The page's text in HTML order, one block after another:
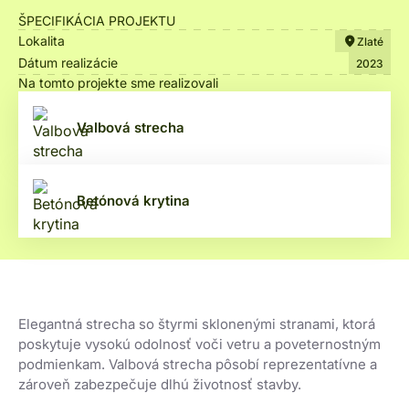
Elegantná strecha so štyrmi sklonenými stranami, ktorá
poskytuje vysokú odolnosť voči vetru a poveternostným
podmienkam. Valbová strecha pôsobí reprezentatívne a
zároveň zabezpečuje dlhú životnosť stavby.
ŠPECIFIKÁCIA PROJEKTU
Lokalita
Zlaté
Dátum realizácie 2023
Na tomto projekte sme realizovali
Valbová strecha
Betónová krytina